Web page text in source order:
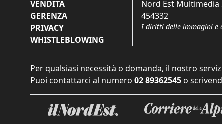
VENDITA
GERENZA
PRIVACY
WHISTLEBLOWING
Nord Est Multimedia
454332
I diritti delle immagini e
Per qualsiasi necessità o domanda, il nostro
Puoi contattarci al numero 02 89362545 o